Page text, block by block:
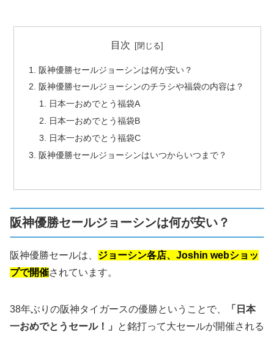
目次
阪神優勝セールジョーシンは何が安い？
阪神優勝セールジョーシンのチラシや福袋の内容は？
日本一おめでとう福袋A
日本一おめでとう福袋B
日本一おめでとう福袋C
阪神優勝セールジョーシンはいつからいつまで？
阪神優勝セールジョーシンは何が安い？
阪神優勝セールは、 ジョーシン各店、Joshin webショッ
プで開催されています。
38年ぶりの阪神タイガースの優勝ということで、
「日本
一おめでとうセール！」
と銘打って大セールが開催される